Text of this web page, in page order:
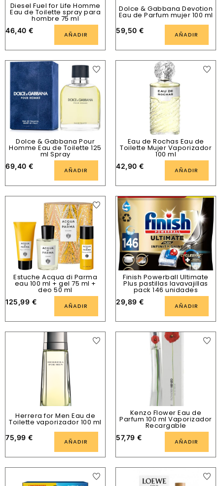
Diesel Fuel for Life Homme
Eau de Toilette spray para
hombre 75 ml
46,40 € AÑADIR
Dolce & Gabbana Devotion
Eau de Parfum mujer 100 ml
59,50 € AÑADIR
Dolce & Gabbana Pour
Homme Eau de Toilette 125
ml Spray
69,40 € AÑADIR
Eau de Rochas Eau de
Toilette Mujer Vaporizador
100 ml
42,90 € AÑADIR
Estuche Acqua di Parma
eau 100 ml + gel 75 ml +
deo 50 ml
125,99 € AÑADIR
Finish Powerball Ultimate
Plus pastillas lavavajillas
pack 146 unidades
29,89 € AÑADIR
Herrera for Men Eau de
Toilette vaporizador 100 ml
75,99 € AÑADIR
Kenzo Flower Eau de
Parfum 100 ml Vaporizador
Recargable
57,79 € AÑADIR